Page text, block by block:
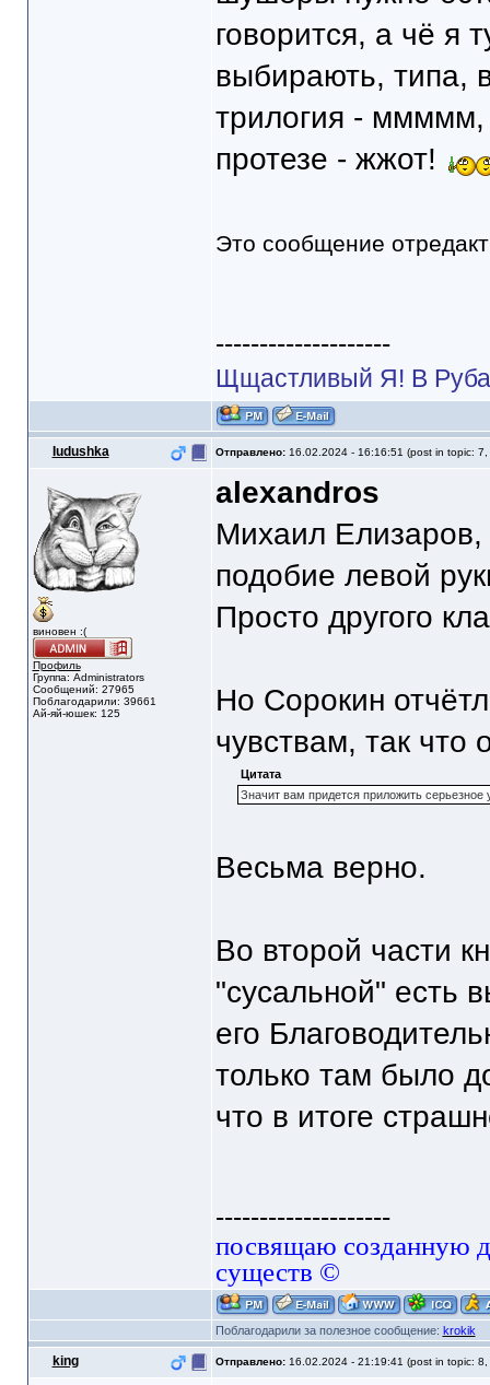
говорится, а чё я
выбирають, типа,
трилогия - ммммм,
протезе - жжот!
Это сообщение
--------------------
Щщастливый Я! В
Iudushka Отправлено: 16.02.2024 - 16:16:51 (post in topic: 7,
виновен :(
Профиль
Группа: Administrators
Сообщений: 27965
Поблагодарили: 39661
Ай-яй-юшек: 125
alexandros
Михаил Елизаров,
подобие левой
Просто другого
Но Сорокин
чувствам, так что
Цитата
Значит вам придется приложить
Весьма верно.
Во второй части
"сусальной" есть
его
только там было
что в итоге
--------------------
посвящаю созданную
существ ©
Поблагодарили за полезное сообщение: krokik
king Отправлено: 16.02.2024 - 21:19:41 (post in topic: 8,